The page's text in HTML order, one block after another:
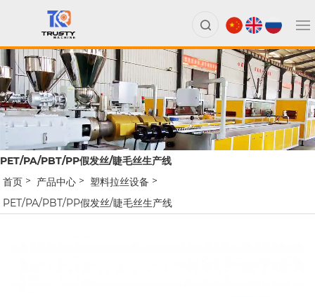
PET/PA/PBT/PP假发丝/睫毛丝生产线
首页
产品中心
塑料拉丝设备
PET/PA/PBT/PP假发丝/睫毛丝生产线